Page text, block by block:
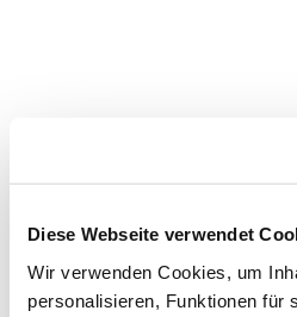
Diese Webseite verwendet
Wir verwenden Cookies, um
personalisieren, Funktionen für